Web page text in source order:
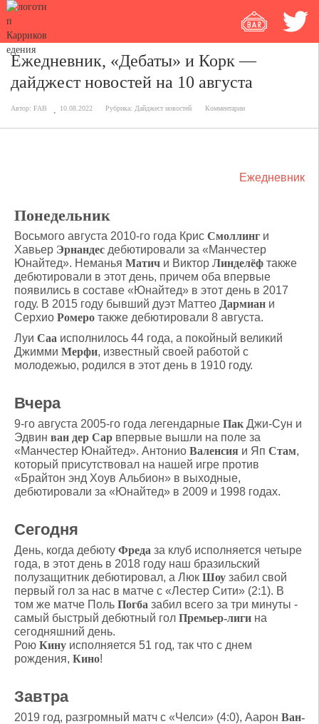
Ежедневник, «Дебаты» и Корк —
дайджест новостей на 10 августа
Автор: FAB 10.08.2022 Рубрика: Дайджест новостей Комментарии
Ежедневник
Понедельник
Восьмого августа 2010-го года Крис Смоллинг и
Хавьер Эрнандес дебютировали за «Манчестер
Юнайтед». Неманья Матич и Виктор Линделёф также
дебютировали в этот день, причем оба впервые
появились в составе «Юнайтед» в этот день в 2017
году. В 2015 году бывший дуэт Маттео Дармиан и
Серхио Ромеро также дебютировали 8 августа.
Луи Саа исполнилось 44 года, а покойный великий
Джимми Мерфи, известный своей работой с
молодежью, родился в этот день в 1910 году.
Вчера
9-го августа 2005-го года легендарные Пак Джи-Сун и
Эдвин ван дер Сар впервые вышли на поле за
«Манчестер Юнайтед». Антонио Валенсия и Яп Стам,
который присутствовал на нашей игре против
«Брайтон энд Хоув Альбион» в выходные,
дебютировали за «Юнайтед» в 2009 и 1998 годах.
Сегодня
День, когда дебюту Фреда за клуб исполняется четыре
года, в этот день в 2018 году наш бразильский
полузащитник дебютировал, а Люк Шоу забил свой
первый гол за нас в матче с «Лестер Сити» (2:1). В
том же матче Поль Погба забил всего за три минуты -
самый быстрый дебютный гол Премьер-лиги на
сегодняшний день.
Рою Кину исполняется 51 год, так что с днем
рождения, Кино!
Завтра
2019 год, разгромный матч с «Челси» (4:0), Аарон Ван-